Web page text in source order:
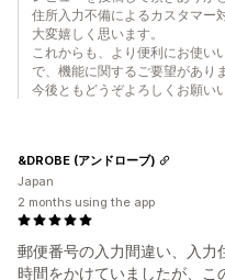
住所入力不備によるカスタマー
大変嬉しく思います。
これからも、より便利にお使い
で、機能に関するご要望があり
今後ともどうぞよろしくお願い
郵便番号の入力間違い、入力
時間をかけていましたが、こ
&DROBE (アンドローブ)
Japan
2 months using the app